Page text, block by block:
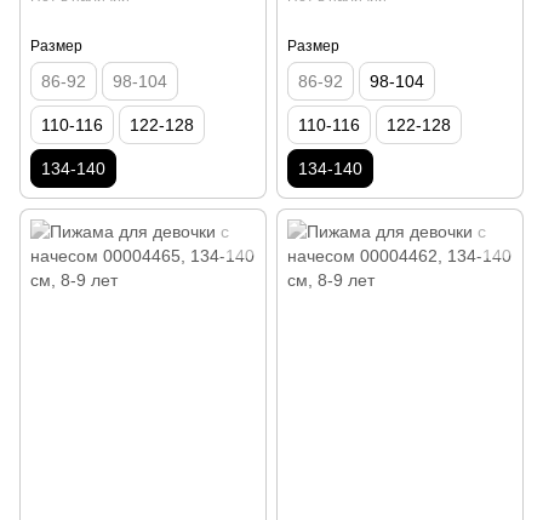
Размер
86-92 98-104
110-116 122-128
134-140
Размер
86-92 98-104
110-116 122-128
134-140